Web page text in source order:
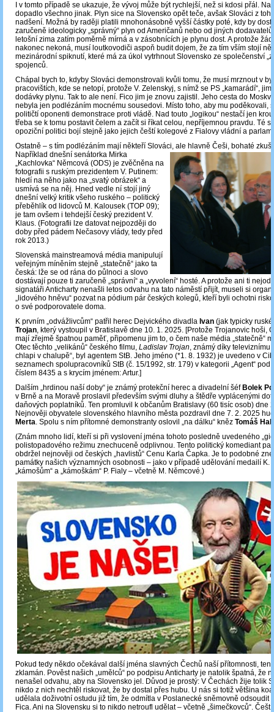
I v tomto případě se ukazuje, že vývoj může být rychlejší, než si kdosi přál.
dopadlo všechno jinak. Plyn sice na Slovensko opět teče, avšak Slováci z
nadšení. Možná by raději platili mnohonásobně vyšší částky poté, kdy by
zaručeně ideologicky „správný“ plyn od Američanů nebo od jiných
letošní zima zatím poměrně mírná a v zásobnících je plynu dost. A protože
nakonec nekoná, musí loutkovodiči aspoň budit dojem, že za tím vším stojí
mezinárodní spiknutí, které má za úkol vytrhnout Slovensko ze společenství
spojenců.
Chápal bych to, kdyby Slováci demonstrovali kvůli tomu, že musí mrznout v
pracovištích, kde se netopí, protože V. Zelenskyj, s nímž se PS „kamarádí“, jim
dodávky plynu. Tak to ale není. Fico jim je znovu zajistil. Jeho cesta do
nebyla jen podlézáním mocnému sousedovi. Místo toho, aby mu poděkovali,
političtí oponenti demonstrace proti vládě. Nad touto „logikou“ nestačí jen
třeba se k tomu postavit čelem a začít si říkat celou, nepříjemnou pravdu. Té
opoziční politici bojí stejně jako jejich čeští kolegové z Fialovy vládní a
Ostatně ‒ s tím podlézáním mají někteří Slováci, ale hlavně Češi, bohaté
Například dnešní senátorka Mirka
„Kachlovka“ Němcová (ODS) je zvěčněna na
fotografii s ruským prezidentem V. Putinem:
hledí na něho jako na „svatý obrázek“ a
usmívá se na něj. Hned vedle ní stojí jiný
dnešní velký kritik všeho ruského – politický
přeběhlík od lidovců M. Kalousek (TOP 09);
je tam ovšem i tehdejší český prezident V.
Klaus. (Fotografii lze datovat nejpozději do
doby před pádem Nečasovy vlády, tedy před
rok 2013.)
Slovenská mainstreamová média manipulují
veřejným míněním stejně „statečně“ jako ta
česká: lže se od rána do půlnoci a slovo
dostávají pouze ti zaručeně „správní“ a „vyvolení“ hosté. A protože ani ti
signatáři Anticharty nenašli letos odvahu na tato náměstí přijít, museli si
„lidového hněvu“ pozvat na pódium pár českých kolegů, kteří byli ochotni
o své podporovatele doma.
K prvním „odvážlivcům“ patřil herec Dejvického divadla Ivan (jak typicky
Trojan, který vystoupil v Bratislavě dne 10. 1. 2025. [Protože Trojanovic hoši,
mají zřejmě špatnou paměť, připomenu jim to, o čem naše média „statečně“
Otec těchto „velikánů“ českého filmu, Ladislav Trojan, známý díky televiznímu
chlapi v chalupě“, byl agentem StB. Jeho jméno (*1. 8. 1932) je uvedeno v
seznamech spolupracovníků StB (č. 15/1992, str. 179) v kategorii „Agent“ pod
číslem 8435 a s krycím jménem: Artur.]
Dalším „hrdinou naší doby“ je známý protekční herec a divadelní šéf Bolek
v Brně a na Moravě proslavil především svými dluhy a štědře vyplácenými
daňových poplatníků. Ten promluvil k občanům Bratislavy (60 tisíc osob) dne
Nejnověji obyvatele slovenského hlavního města pozdravil dne 7. 2. 2025
Merta. Spolu s ním přítomné demonstranty oslovil „na dálku“ kněz Tomáš
(Znám mnoho lidí, kteří si při vyslovení jména tohoto posledně uvedeného
polistopadového režimu znechuceně odplivnou. Tento politický komediant
obdržel nejnověji od českých „havlistů“ Cenu Karla Čapka. Je to podobné
památky našich významných osobnosti – jako v případě udělování medailí K.
„kámošům“ a „kámoškám“ P. Fialy – včetně M. Němcové.)
Pokud tedy někdo očekával další jména slavných Čechů naší přítomnosti, ten
zklamán. Pověst našich „umělců“ po podpisu Anticharty je natolik špatná, že
nenašel odvahu, aby na Slovensko jel. Důvod je prostý: V Čechách žije tolik
nikdo z nich nechtěl riskovat, že by dostal přes hubu. U nás si totiž většina
udělala doživotní ostudu již tím, že odmítla v Poslanecké sněmovně odsoudit
Fica. Ani na Slovensku si to nikdo netroufl udělat ‒ včetně „šimečkovců“.